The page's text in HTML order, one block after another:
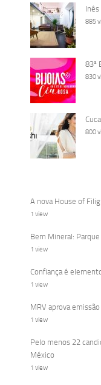
885
83ª
830
800
A nova House of
1 view
Bem Mineral:
1 view
Confiança é
1 view
MRV aprova
1 view
Pelo menos 22
México
1 view